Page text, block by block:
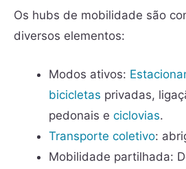
Os hubs de mobilidade são
diversos elementos:
Modos ativos:
bicicletas privadas,
pedonais e ciclovias.
Transporte coletivo:
Mobilidade partilhada: